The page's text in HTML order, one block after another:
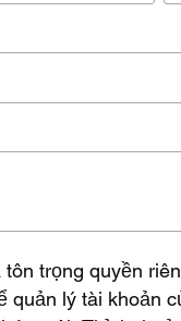
trọng quyền
quản lý tài khoản